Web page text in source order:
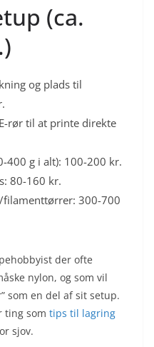
(ca.
og plads til
rør til at printe direkte
400 g i alt): 100-200 kr.
80-160 kr.
filamenttørrer: 300-700
der ofte
nylon, og som vil
som en del af sit setup.
ting som tips til lagring
sjov.